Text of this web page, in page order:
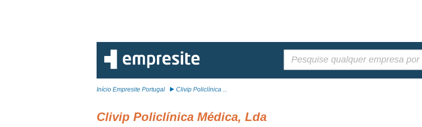
Início Empresite Portugal Clivip Policlínica ...
Clivip Policlínica Médica, Lda